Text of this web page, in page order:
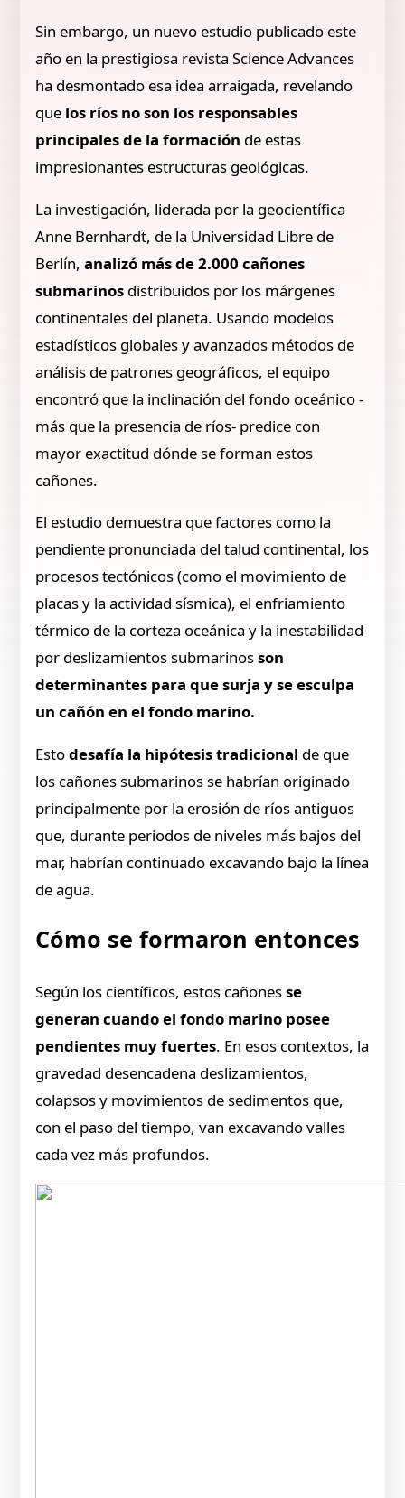
Sin embargo, un nuevo estudio publicado este
año en la prestigiosa revista Science Advances
ha desmontado esa idea arraigada, revelando
que los ríos no son los responsables
principales de la formación de estas
impresionantes estructuras geológicas.
La investigación, liderada por la geocientífica
Anne Bernhardt, de la Universidad Libre de
Berlín,analizó más de 2.000 cañones
submarinos distribuidos por los márgenes
continentales del planeta. Usando modelos
estadísticos globales y avanzados métodos de
análisis de patrones geográficos, el equipo
encontró que la inclinación del fondo oceánico -
más que la presencia de ríos- predice con
mayor exactitud dónde se forman estos
cañones.
El estudio demuestra que factores como la
pendiente pronunciada del talud continental, los
procesos tectónicos (como el movimiento de
placas y la actividad sísmica), el enfriamiento
térmico de la corteza oceánica y la inestabilidad
por deslizamientos submarinosson
determinantes para que surja y se esculpa
un cañón en el fondo marino.
Estodesafía la hipótesis tradicional de que
los cañones submarinos se habrían originado
principalmente por la erosión de ríos antiguos
que, durante periodos de niveles más bajos del
mar, habrían continuado excavando bajo la línea
de agua.
Cómo se formaron entonces
Según los científicos, estos cañonesse
generan cuando el fondo marino posee
pendientes muy fuertes. En esos contextos, la
gravedad desencadena deslizamientos,
colapsos y movimientos de sedimentos que,
con el paso del tiempo, van excavando valles
cada vez más profundos.